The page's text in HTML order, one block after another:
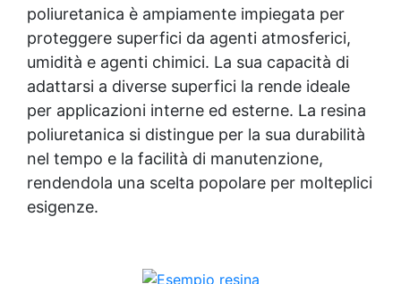
poliuretanica è ampiamente impiegata per
proteggere superfici da agenti atmosferici,
umidità e agenti chimici. La sua capacità di
adattarsi a diverse superfici la rende ideale
per applicazioni interne ed esterne. La resina
poliuretanica si distingue per la sua durabilità
nel tempo e la facilità di manutenzione,
rendendola una scelta popolare per molteplici
esigenze.